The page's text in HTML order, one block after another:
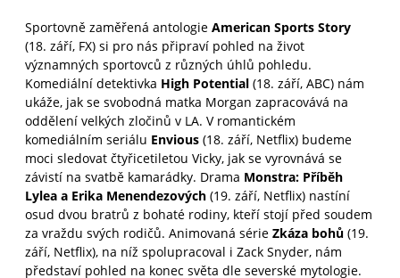
Sportovně zaměřená antologie American Sports Story
(18. září, FX) si pro nás připraví pohled na život
významných sportovců z různých úhlů pohledu.
Komediální detektivka High Potential (18. září, ABC) nám
ukáže, jak se svobodná matka Morgan zapracovává na
oddělení velkých zločinů v LA. V romantickém
komediálním seriálu Envious (18. září, Netflix) budeme
moci sledovat čtyřicetiletou Vicky, jak se vyrovnává se
závistí na svatbě kamarádky. Drama Monstra: Příběh
Lylea a Erika Menendezových (19. září, Netflix) nastíní
osud dvou bratrů z bohaté rodiny, kteří stojí před soudem
za vraždu svých rodičů. Animovaná série Zkáza bohů (19.
září, Netflix), na níž spolupracoval i Zack Snyder, nám
představí pohled na konec světa dle severské mytologie.